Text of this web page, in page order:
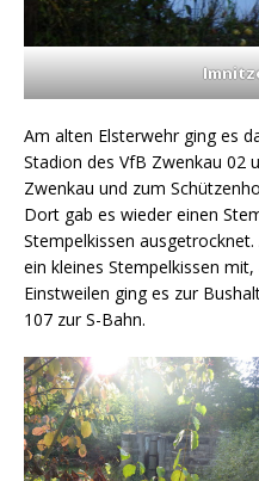
Am alten Elsterwehr ging es
Stadion des VfB Zwenkau 02
Zwenkau und zum
Dort gab es wieder einen
Stempelkissen
ein kleines Stempelkissen
Einstweilen ging es zur
107 zur S-Bahn.